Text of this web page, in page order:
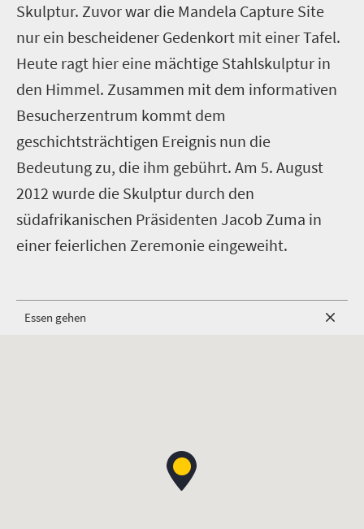
Skulptur. Zuvor war die Mandela Capture Site
nur ein bescheidener Gedenkort mit einer Tafel.
Heute ragt hier eine mächtige Stahlskulptur in
den Himmel. Zusammen mit dem informativen
Besucherzentrum kommt dem
geschichtsträchtigen Ereignis nun die
Bedeutung zu, die ihm gebührt. Am 5. August
2012 wurde die Skulptur durch den
südafrikanischen Präsidenten Jacob Zuma in
einer feierlichen Zeremonie eingeweiht.
Essen gehen